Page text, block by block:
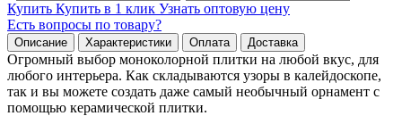
Купить Купить в 1 клик Узнать оптовую цену
Есть вопросы по товару?
Описание Характеристики Оплата Доставка
Огромный выбор моноколорной плитки на любой вкус, для
любого интерьера. Как складываются узоры в калейдоскопе,
так и вы можете создать даже самый необычный орнамент с
помощью керамической плитки.